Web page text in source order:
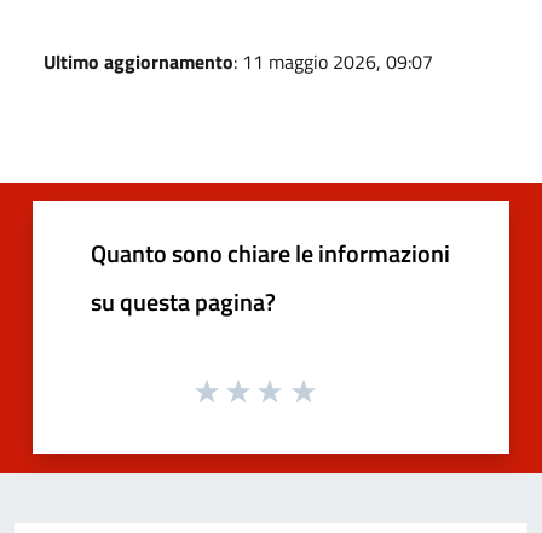
Ultimo aggiornamento: 11 maggio 2026, 09:07
Quanto sono chiare le informazioni
su questa pagina?